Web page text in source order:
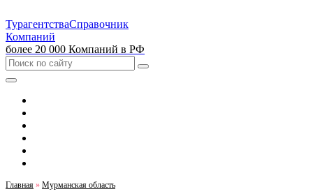
ТурагентстваСправочник
Компаний
более 20 000 Компаний в РФ
Главная » Мурманская область